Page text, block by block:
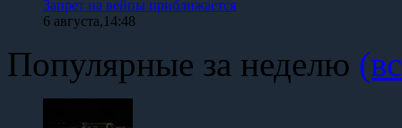
Запрет на вейпы приближается
6 августа,14:48
Популярные за неделю